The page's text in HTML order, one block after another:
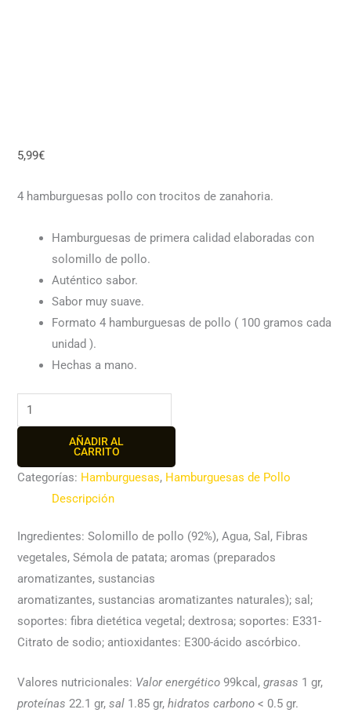
5,99€
4 hamburguesas pollo con trocitos de zanahoria.
Hamburguesas de primera calidad elaboradas con
solomillo de pollo.
Auténtico sabor.
Sabor muy suave.
Formato 4 hamburguesas de pollo ( 100 gramos cada
unidad ).
Hechas a mano.
AÑADIR AL
CARRITO
Categorías: Hamburguesas, Hamburguesas de Pollo
Descripción
Ingredientes: Solomillo de pollo (92%), Agua, Sal, Fibras
vegetales, Sémola de patata; aromas (preparados
aromatizantes, sustancias
aromatizantes, sustancias aromatizantes naturales); sal;
soportes: fibra dietética vegetal; dextrosa; soportes: E331-
Citrato de sodio; antioxidantes: E300-ácido ascórbico.
Valores nutricionales: Valor energético 99kcal,grasas 1 gr,
proteínas 22.1 gr,sal 1.85 gr,hidratos carbono < 0.5 gr.